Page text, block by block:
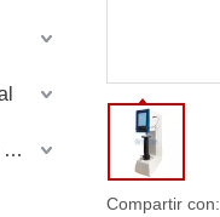
Máquina de preparación de muestras
Compartir con: